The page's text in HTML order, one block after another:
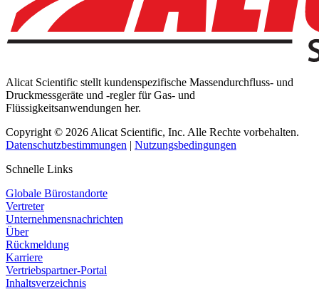
Alicat Scientific stellt kundenspezifische Massendurchfluss- und
Druckmessgeräte und -regler für Gas- und
Flüssigkeitsanwendungen her.
Copyright © 2026 Alicat Scientific, Inc. Alle Rechte vorbehalten.
Datenschutzbestimmungen | Nutzungsbedingungen
Schnelle Links
Globale Bürostandorte
Vertreter
Unternehmensnachrichten
Über
Rückmeldung
Karriere
Vertriebspartner-Portal
Inhaltsverzeichnis